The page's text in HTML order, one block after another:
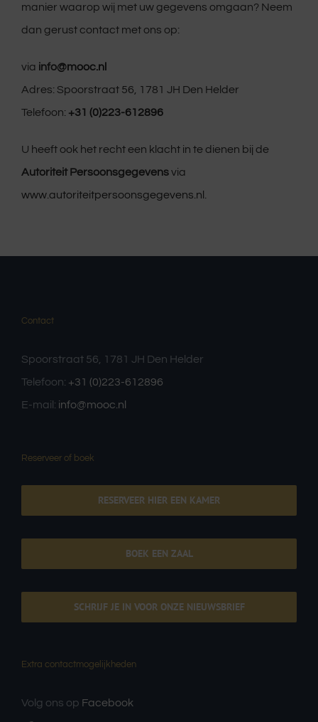
manier waarop wij met uw gegevens omgaan? Neem
dan gerust contact met ons op:
via info@mooc.nl
Adres: Spoorstraat 56, 1781 JH Den Helder
Telefoon: +31 (0)223-612896
U heeft ook het recht een klacht in te dienen bij de
Autoriteit Persoonsgegevensvia
www.autoriteitpersoonsgegevens.nl
Contact
Spoorstraat 56, 1781 JH Den Helder
Telefoon: +31 (0)223-612896
E-mail: info@mooc.nl
Reserveer of boek
RESERVEER HIER EEN KAMER
BOEK EEN ZAAL
SCHRIJF JE IN VOOR ONZE NIEUWSBRIEF
Extra contactmogelijkheden
Volg ons op Facebook